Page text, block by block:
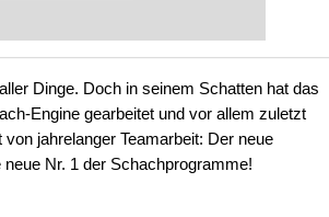
spielen: Mit
Dinge. Doch in seinem Schatten hat das
Engine gearbeitet und vor allem zuletzt
jahrelanger Teamarbeit: Der neue
Nr. 1 der Schachprogramme!